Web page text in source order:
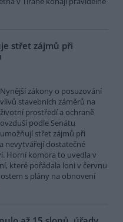
střet zájmů při
Nynější zákony o posuzování
vlivů stavebních záměrů na
životní prostředí a ochraně
ovzduší podle Senátu
umožňují střet zájmů při
nevytvářejí dostatečné
Horní komora to uvedla v
které pořádala loni v červnu
s plány na obnovení